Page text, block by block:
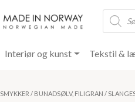
search
Interiør og kunst Tekstil &
SMYKKER / BUNADSØLV, FILIGRAN /